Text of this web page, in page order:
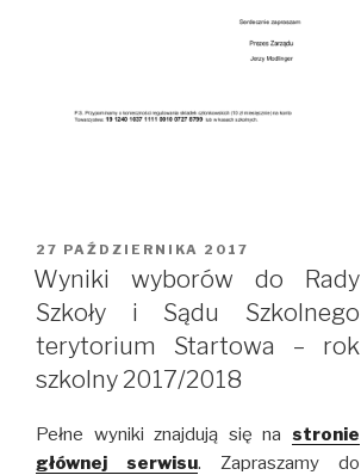
OPUBLIKOWANE
W
27 PAŹDZIERNIKA 2017
Wyniki wyborów do Rady
Szkoły i Sądu Szkolnego
terytorium Startowa – rok
szkolny 2017/2018
Pełne wyniki znajdują się na stronie
głównej serwisu. Zapraszamy do